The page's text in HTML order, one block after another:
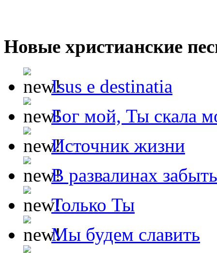
Новые христианские
Isus e destinatia
Бог мой, Ты скала
Источник жизни
В развалинах
Только Ты
Мы будем славить